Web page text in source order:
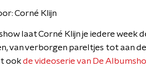
Corné Klijn
laat Corné Klijn je iedere week
van verborgen pareltjes tot aan
ookde videoserie van De